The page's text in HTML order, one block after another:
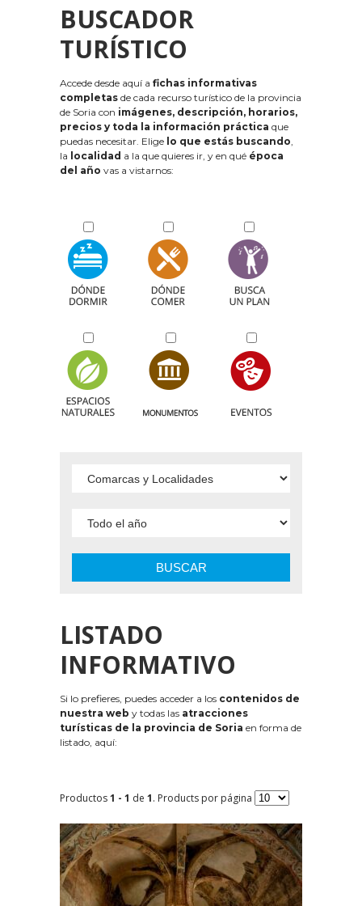
BUSCADOR
TURÍSTICO
Accede desde aquí a fichas informativas
completas de cada recurso turístico de la provincia
de Soria con imágenes, descripción, horarios,
precios y toda la información práctica que
puedas necesitar. Elige lo que estás buscando,
la localidad a la que quieres ir, y en qué época
del año vas a vistarnos:
BUSCAR
LISTADO
INFORMATIVO
Si lo prefieres, puedes acceder a los contenidos de
nuestra web y todas las atracciones
turísticas de la provincia de Soria en forma de
listado, aquí:
Productos1 - 1 de 1. Products por página